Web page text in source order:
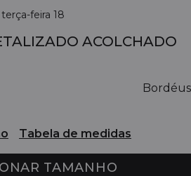
feira 18
ACOLCHADO
Bordéus
Tabela de medidas
TAMANHO